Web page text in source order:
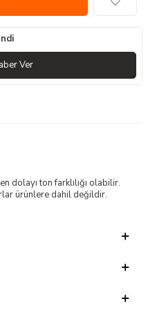
Ver
dolayı ton farklılığı olabilir.
ürünlere dahil değildir.